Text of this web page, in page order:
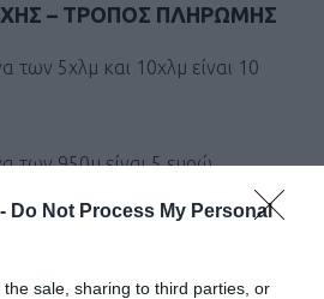
Do Not Process My Personal
sale, sharing to third parties, or
– ΤΡΟΠΟΣ ΠΛΗΡΩΜΗΣ
των 5χλμ και 10χλμ είναι 10
των 950μ είναι 5 ευρώ.
είναι δωρεάν.
– δωρεά συμμετοχής γίνεται μετά